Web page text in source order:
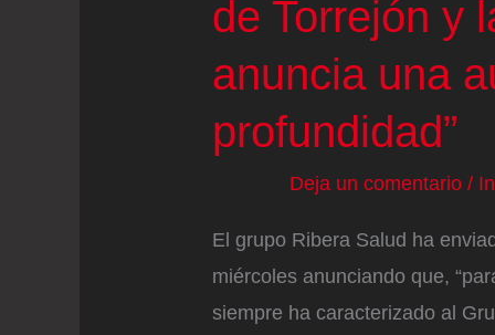
de
financiación
de Torrejón y
anuncia una
profundidad”
Deja un comentario /
El grupo Ribera Salud ha
miércoles anunciando que,
siempre ha caracterizado al